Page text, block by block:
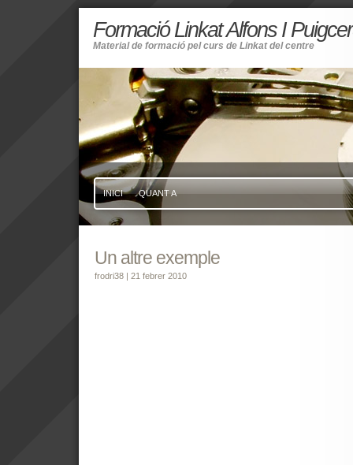
Formació Linkat Alfons I
Material de formació pel curs de Linkat del centre
INICI QUANT A
Un altre exemple
frodri38 | 21 febrer 2010